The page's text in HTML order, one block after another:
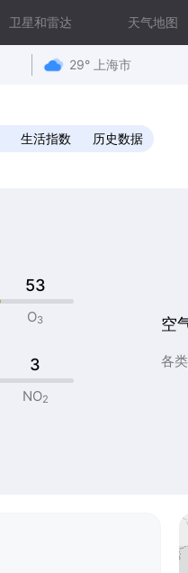
卫星和雷达 天气地图
29° 上海市
生活指数 历史数据
53
O3
3
NO2
空
各